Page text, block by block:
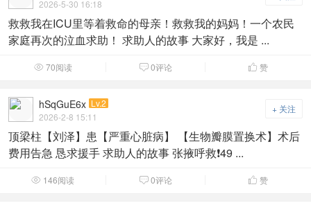
2026-5-30 16:18
救救我在ICU里等着救命的母亲！救救我的妈妈！一个农民
家庭再次的泣血求助！ 求助人的故事 大家好，我是 ...
 70阅读  0评论  赞
+ 关注
hSqGuE6x Lv.2
2026-2-8 15:11
顶梁柱【刘泽】患【严重心脏病】 【生物瓣膜置换术】术后
费用告急 恳求援手 求助人的故事 张掖呼救❗️49 ...
 146阅读  0评论  赞